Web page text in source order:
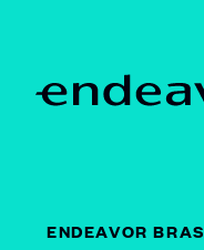
H
ENDEAVOR